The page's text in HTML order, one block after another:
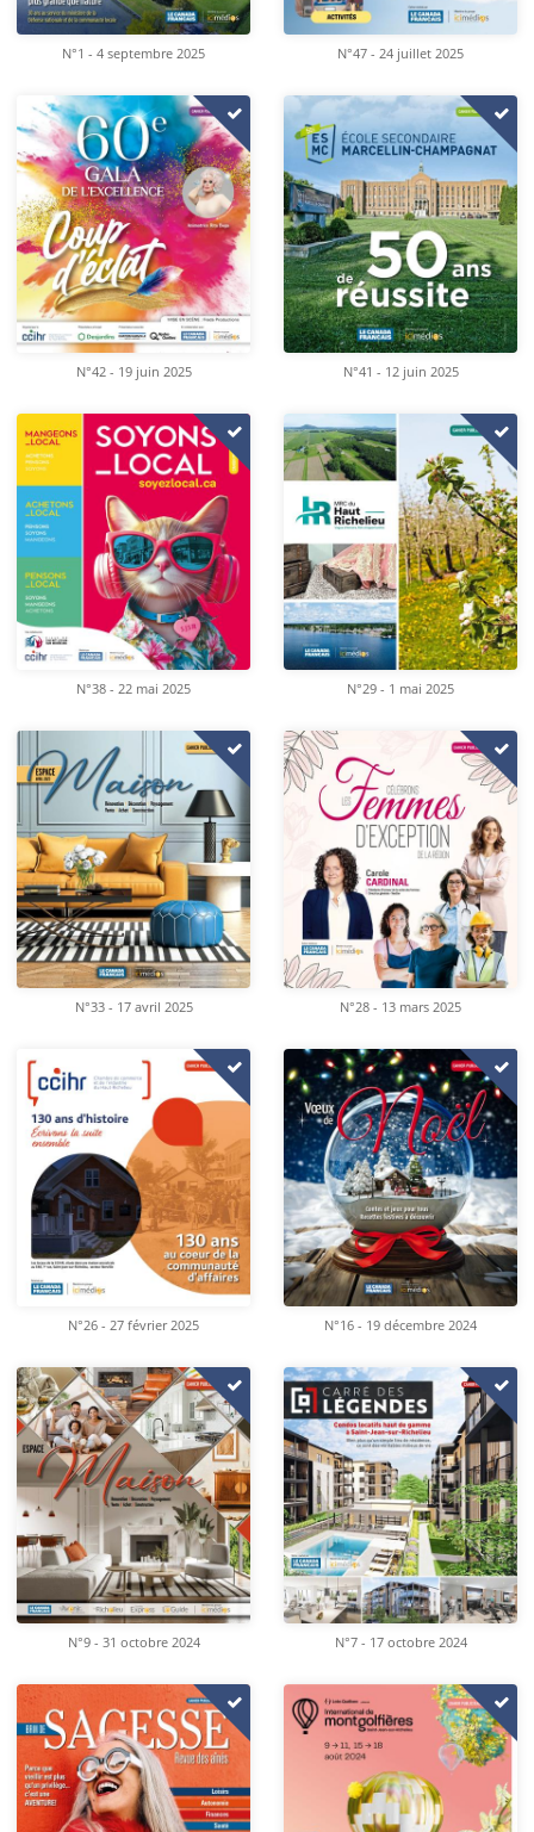
N°1 - 4 septembre 2025 N°47 - 24 juillet 2025
N°42 - 19 juin 2025 N°41 - 12 juin 2025
N°38 - 22 mai 2025 N°29 - 1 mai 2025
N°33 - 17 avril 2025 N°28 - 13 mars 2025
N°26 - 27 février 2025 N°16 - 19 décembre 2024
N°9 - 31 octobre 2024 N°7 - 17 octobre 2024